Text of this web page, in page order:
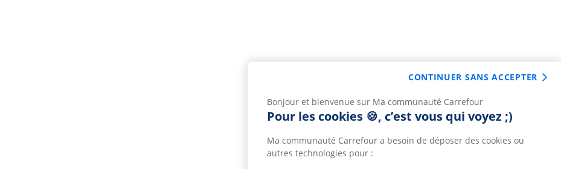
Bonjour et bienvenue sur Ma communauté Carrefour
Pour les cookies 🍪, c’est vous qui voyez ;)
Ma communauté Carrefour a besoin de déposer des cookies ou
autres technologies pour :
CONTINUER SANS ACCEPTER